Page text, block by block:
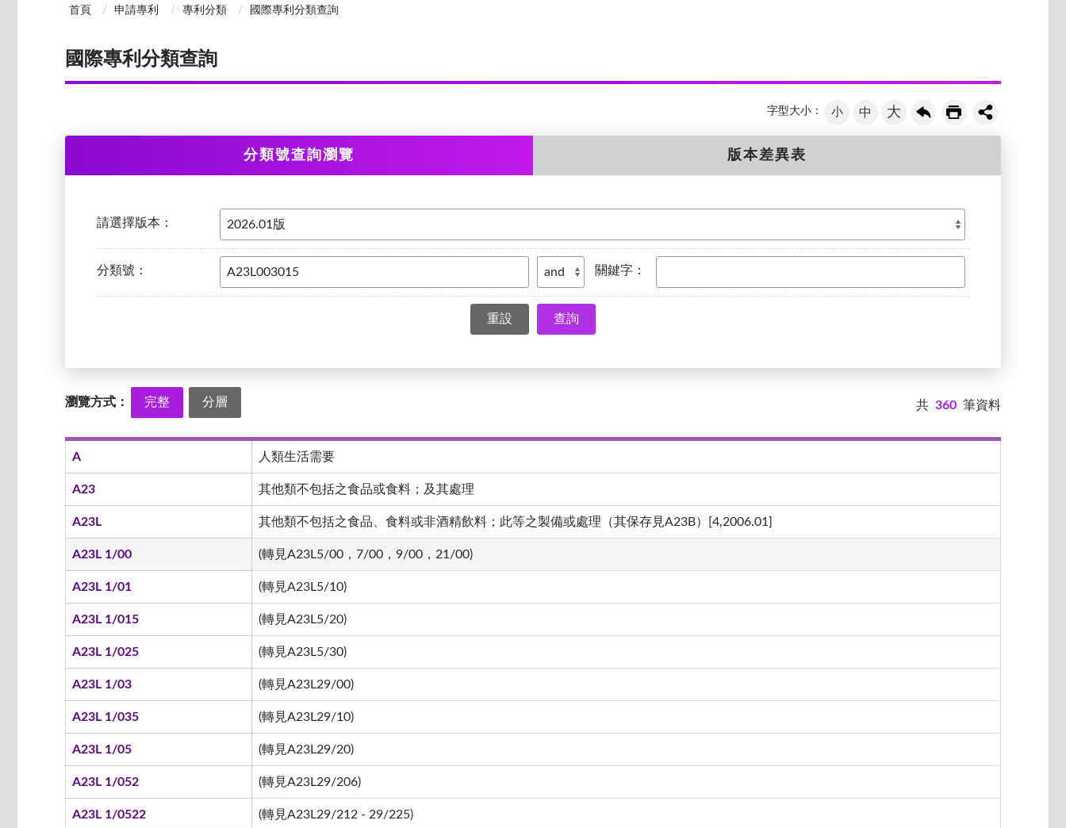
首頁 申請專利 專利分類 國際專利分類查詢
國際專利分類查詢
字型大小： 小 中 大
分類號查詢瀏覽 版本差異表
請選擇版本：
分類號： 關鍵字：
查詢
瀏覽方式： 完整 分層 共 360 筆資料
A 人類生活需要
A23 其他類不包括之食品或食料；及其處理
A23L 其他類不包括之食品、食料或非酒精飲料；此等之製備或處理（其保存見A23B）[4,2006.01]
A23L 1/00 (轉見A23L5/00，7/00，9/00，21/00)
A23L 1/01 (轉見A23L5/10)
A23L 1/015 (轉見A23L5/20)
A23L 1/025 (轉見A23L5/30)
A23L 1/03 (轉見A23L29/00)
A23L 1/035 (轉見A23L29/10)
A23L 1/05 (轉見A23L29/20)
A23L 1/052 (轉見A23L29/206)
A23L 1/0522 (轉見A23L29/212 - 29/225)